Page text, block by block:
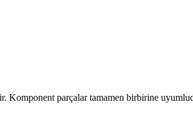
Komponent parçalar tamamen birbirine